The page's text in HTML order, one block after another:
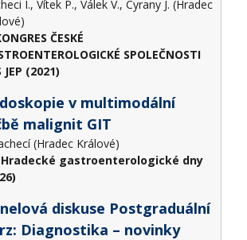
I., Vítek P., Válek V., Cyrany J. (Hradec
ČESKÉ
SPOLEČNOSTI
JEP (2021)
v multimodální
malignit GIT
(Hradec Králové)
Hradecké gastroenterologické dny
diskuse Postgraduální
Diagnostika – novinky